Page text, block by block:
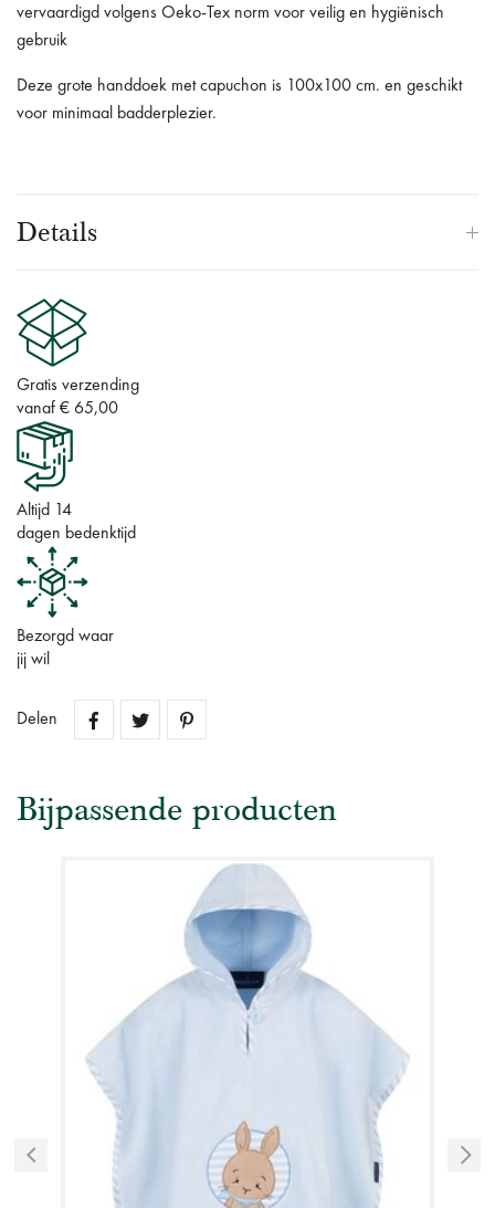
vervaardigd volgens Oeko-Tex norm voor veilig en hygiënisch
gebruik
Deze grote handdoek met capuchon is 100x100 cm. en geschikt
voor minimaal badderplezier.
Details
Gratis verzending
vanaf € 65,00
Altijd 14
dagen bedenktijd
Bezorgd waar
jij wil
Delen
Bijpassende producten